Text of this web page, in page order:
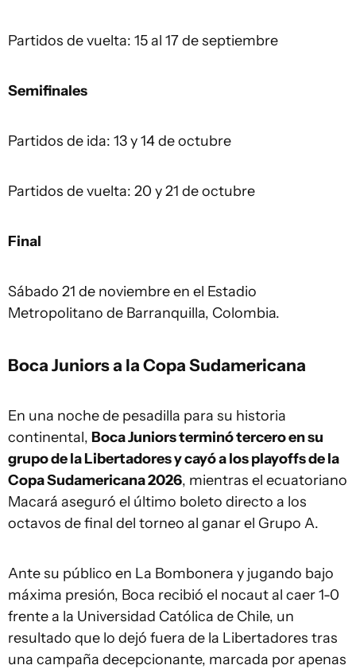
Partidos de vuelta: 15 al 17 de septiembre
Semifinales
Partidos de ida: 13 y 14 de octubre
Partidos de vuelta: 20 y 21 de octubre
Final
Sábado 21 de noviembre en el Estadio
Metropolitano de Barranquilla, Colombia.
Boca Juniors a la Copa Sudamericana
En una noche de pesadilla para su historia
continental, Boca Juniors terminó tercero en su
grupo de la Libertadores y cayó a los playoffs de la
Copa Sudamericana 2026, mientras el ecuatoriano
Macará aseguró el último boleto directo a los
octavos de final del torneo al ganar el Grupo A.
Ante su público en La Bombonera y jugando bajo
máxima presión, Boca recibió el nocaut al caer 1-0
frente a la Universidad Católica de Chile, un
resultado que lo dejó fuera de la Libertadores tras
una campaña decepcionante, marcada por apenas